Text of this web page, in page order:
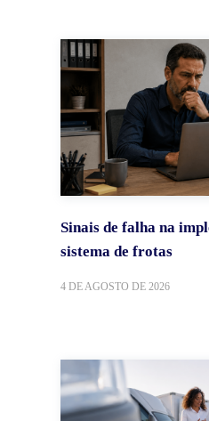
Sinais de falha na
sistema de frotas
4 DE AGOSTO DE 2026